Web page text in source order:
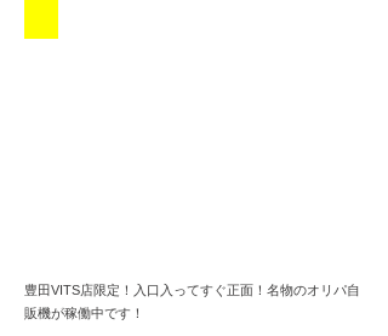
豊田VITS店限定！入口入ってすぐ正面！名物のオリパ自
販機が稼働中です！